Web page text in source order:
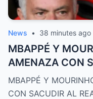
News • 38 minutes ago
MBAPPÉ Y
AMENAZA CON
MBAPPÉ Y
CON SACUDIR AL